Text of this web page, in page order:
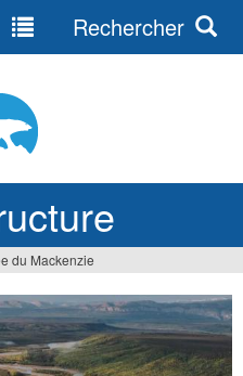
Rechercher
du Mackenzie